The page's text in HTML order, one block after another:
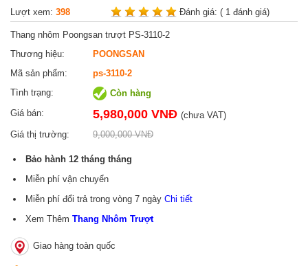
Lượt xem: 398 Đánh giá: ( 1 đánh giá)
Thang nhôm Poongsan trượt PS-3110-2
Thương hiệu:
POONGSAN
Mã sản phẩm:
ps-3110-2
Tình trạng:
Còn hàng
Giá bán:
5,980,000 VNĐ (chưa VAT)
Giá thị trường:
9,000,000 VNĐ
Bảo hành 12 tháng tháng
Miễn phí vận chuyển
Miễn phí đổi trả trong vòng 7 ngày Chi tiết
Xem Thêm Thang Nhôm Trượt
Giao hàng toàn quốc